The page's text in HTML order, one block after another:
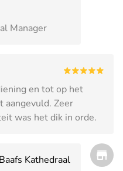
Manager
en tot op het
aangevuld. Zeer
was het dik in orde.
Kathedraal